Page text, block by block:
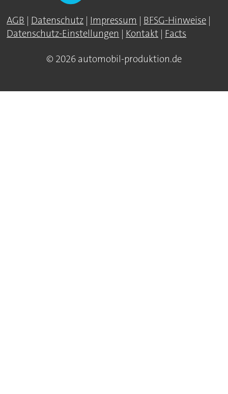
AGB | Datenschutz | Impressum | BFSG-Hinweise |
Datenschutz-Einstellungen | Kontakt | Facts
© 2026 automobil-produktion.de